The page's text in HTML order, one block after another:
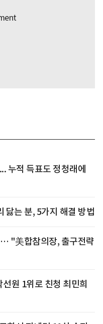
누적 득표도 정청래에
닳는 분, 5가지 해결 방법
"美합참의장, 출구전략
원 1위로 친청 최민희